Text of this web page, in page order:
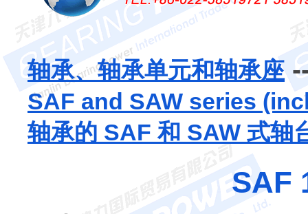
轴承、轴承单元和轴承座
SAF and SAW series
轴承的 SAF 和 SAW 式轴
SAF